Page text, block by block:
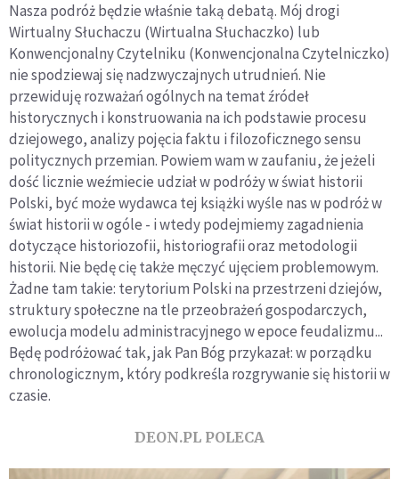
Nasza podróż będzie właśnie taką debatą. Mój drogi
Wirtualny Słuchaczu (Wirtualna Słuchaczko) lub
Konwencjonalny Czytelniku (Konwencjonalna Czytelniczko)
nie spodziewaj się nadzwyczajnych utrudnień. Nie
przewiduję rozważań ogólnych na temat źródeł
historycznych i konstruowania na ich podstawie procesu
dziejowego, analizy pojęcia faktu i filozoficznego sensu
politycznych przemian. Powiem wam w zaufaniu, że jeżeli
dość licznie weźmiecie udział w podróży w świat historii
Polski, być może wydawca tej książki wyśle nas w podróż w
świat historii w ogóle - i wtedy podejmiemy zagadnienia
dotyczące historiozofii, historiografii oraz metodologii
historii. Nie będę cię także męczyć ujęciem problemowym.
Żadne tam takie: terytorium Polski na przestrzeni dziejów,
struktury społeczne na tle przeobrażeń gospodarczych,
ewolucja modelu administracyjnego w epoce feudalizmu...
Będę podróżować tak, jak Pan Bóg przykazał: w porządku
chronologicznym, który podkreśla rozgrywanie się historii w
czasie.
DEON.PL POLECA